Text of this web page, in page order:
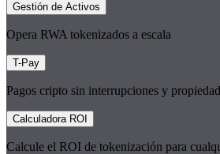
Gestión de Activos
Opera RWA tokenizados a escala
T-Pay
Pagos cripto sin interrupciones y
Calculadora ROI
Calcule el ROI de tokenización para